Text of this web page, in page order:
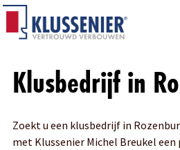
Klusbedrijf in
Zoekt u een klusbedrijf in
met Klussenier Michel Breukel